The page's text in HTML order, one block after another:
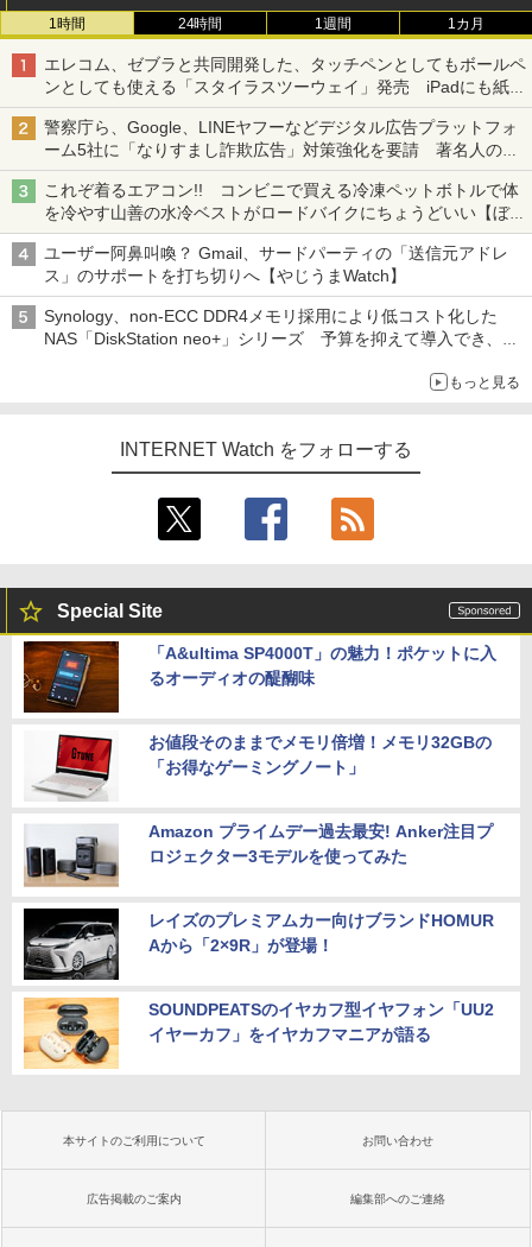
1時間 24時間 1週間 1カ月
エレコム、ゼブラと共同開発した、タッチペンとしてもボールペ
ンとしても使える「スタイラスツーウェイ」発売 iPadにも紙に
も、持ち替えずに書き込める
警察庁ら、Google、LINEヤフーなどデジタル広告プラットフォ
ーム5社に「なりすまし詐欺広告」対策強化を要請 著名人の写
真や映像を使った投資詐欺などへの対策として
これぞ着るエアコン!! コンビニで買える冷凍ペットボトルで体
を冷やす山善の水冷ベストがロードバイクにちょうどいい【ぼっ
ち・ざ・ろーど！その14】【空いた時間でなにしてる？】
ユーザー阿鼻叫喚？ Gmail、サードパーティの「送信元アドレ
ス」のサポートを打ち切りへ【やじうまWatch】
Synology、non-ECC DDR4メモリ採用により低コスト化した
NAS「DiskStation neo+」シリーズ 予算を抑えて導入でき、
もっと見る
INTERNET Watch をフォローする
Special Site
「A&ultima SP4000T」の魅力！ポケットに入
るオーディオの醍醐味
お値段そのままでメモリ倍増！メモリ32GBの
「お得なゲーミングノート」
Amazon プライムデー過去最安! Anker注目プ
ロジェクター3モデルを使ってみた
レイズのプレミアムカー向けブランドHOMUR
Aから「2×9R」が登場！
SOUNDPEATSのイヤカフ型イヤフォン「UU2
イヤーカフ」をイヤカフマニアが語る
本サイトのご利用について お問い合わせ
広告掲載のご案内 編集部へのご連絡